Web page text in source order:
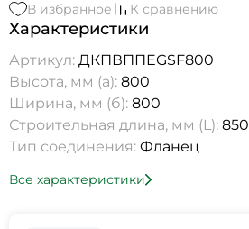
В избранное К сравнению
Характеристики
Артикул: ДКПВППEGSF800
Высота, мм (а): 800
Ширина, мм (б): 800
Строительная длина, мм (L): 850
Тип соединения: Фланец
Все характеристики